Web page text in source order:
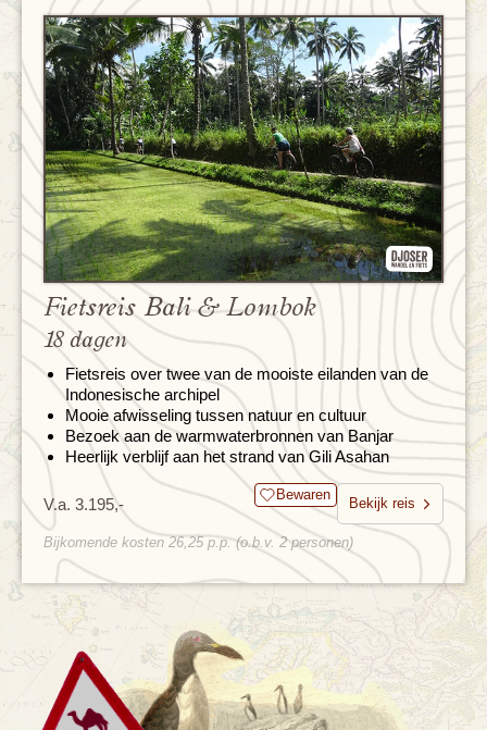
Fietsreis Bali & Lombok
18 dagen
Fietsreis over twee van de mooiste eilanden van de
Indonesische archipel
Mooie afwisseling tussen natuur en cultuur
Bezoek aan de warmwaterbronnen van Banjar
Heerlijk verblijf aan het strand van Gili Asahan
V.a. 3.195,- Bewaren
Bekijk reis
Bijkomende kosten 26,25 p.p. (o.b.v. 2 personen)